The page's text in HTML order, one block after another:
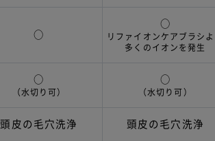
○
○
リファイオンケアブラシ
多くのイオンを発生
○
（水切り可）
○
（水切り可）
頭皮の毛穴洗浄 頭皮の毛穴洗浄